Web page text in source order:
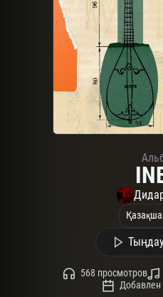
568 просмотров